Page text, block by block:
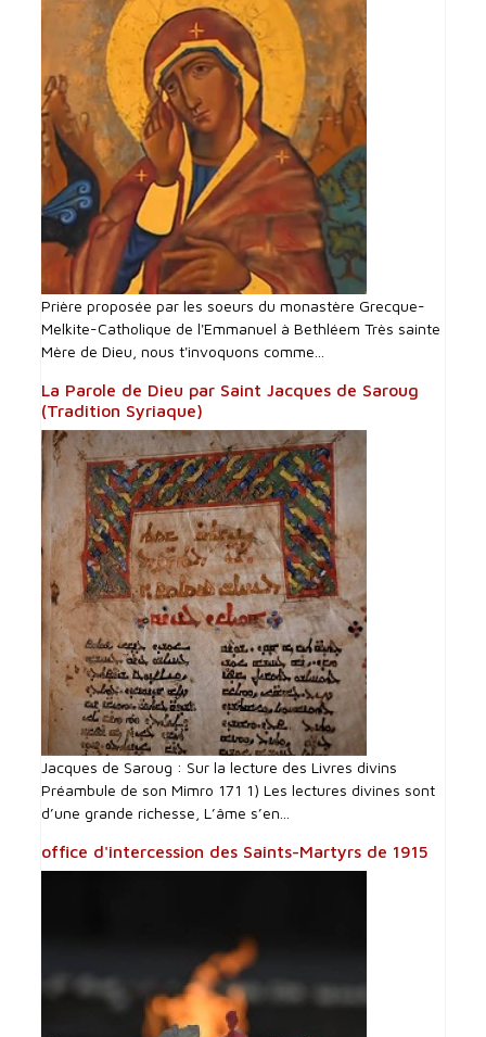
Prière proposée par les soeurs du monastère Grecque-
Melkite-Catholique de l'Emmanuel à Bethléem Très sainte
Mère de Dieu, nous t'invoquons comme...
La Parole de Dieu par Saint Jacques de Saroug
(Tradition Syriaque)
Jacques de Saroug : Sur la lecture des Livres divins
Préambule de son Mimro 171 1) Les lectures divines sont
d’une grande richesse, L’âme s’en...
office d'intercession des Saints-Martyrs de 1915